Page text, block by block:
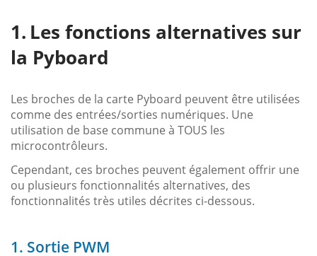
Les fonctions alternatives sur
la Pyboard
Les broches de la carte Pyboard peuvent être utilisées
comme des entrées/sorties numériques. Une
utilisation de base commune à TOUS les
microcontrôleurs.
Cependant, ces broches peuvent également offrir une
ou plusieurs fonctionnalités alternatives, des
fonctionnalités très utiles décrites ci-dessous.
1. Sortie PWM